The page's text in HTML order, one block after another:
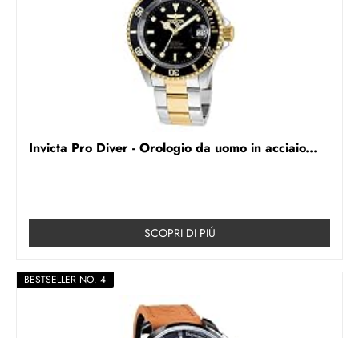
Invicta Pro Diver - Orologio da uomo in acciaio...
SCOPRI DI PIÚ
BESTSELLER NO. 4